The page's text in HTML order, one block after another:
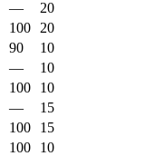
—
20
100
20
90
10
—
10
100
10
—
15
100
15
100
10